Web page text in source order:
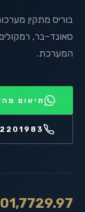
בוריס מתקין
סאונד-בר,
המערכת.
תיאום
9.97
1,772